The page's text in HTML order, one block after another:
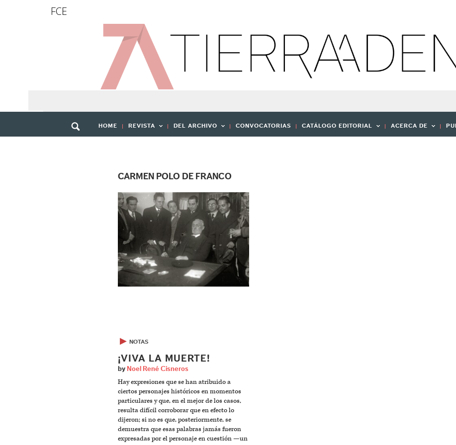
FCE
HOME REVISTA DEL ARCHIVO CONVOCATORIAS CATÁLOGO EDITORIAL ACERCA DE
CARMEN POLO DE FRANCO
▶ NOTAS
¡VIVA LA MUERTE!
by Noel René Cisneros
Hay expresiones que se han atribuido a
ciertos personajes históricos en momentos
particulares y que, en el mejor de los casos,
resulta difícil corroborar que en efecto lo
dijeron; si no es que, posteriormente, se
demuestra que esas palabras jamás fueron
expresadas por el personaje en cuestión —un